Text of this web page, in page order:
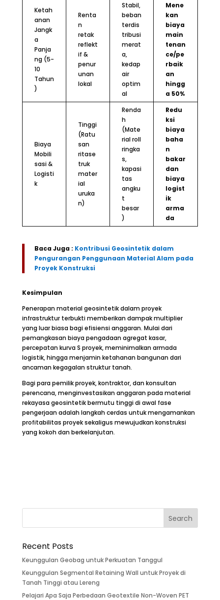
Ketah
anan
Jangk
a
Panja
ng (5-
10
Tahun
)
Renta
n
retak
reflekt
if &
penur
unan
lokal
Stabil,
beban
terdis
tribusi
merat
a,
kedap
air
optim
al
Mene
kan
biaya
main
tenan
ce/pe
rbaik
an
hingg
a 50%
Biaya
Mobili
sasi &
Logisti
k
Tinggi
(Ratu
san
ritase
truk
mater
ial
uruka
n)
Renda
h
(Mate
rial roll
ringka
s,
kapasi
tas
angku
t
besar
)
Redu
ksi
biaya
baha
n
bakar
dan
biaya
logist
ik
arma
da
Baca Juga : Kontribusi Geosintetik dalam
Pengurangan Penggunaan Material Alam pada
Proyek Konstruksi
Kesimpulan
Penerapan material geosintetik dalam proyek
infrastruktur terbukti memberikan dampak multiplier
yang luar biasa bagi efisiensi anggaran. Mulai dari
pemangkasan biaya pengadaan agregat kasar,
percepatan kurva S proyek, meminimalkan armada
logistik, hingga menjamin ketahanan bangunan dari
ancaman kegagalan struktur tanah.
Bagi para pemilik proyek, kontraktor, dan konsultan
perencana, menginvestasikan anggaran pada material
rekayasa geosintetik bermutu tinggi di awal fase
pengerjaan adalah langkah cerdas untuk mengamankan
profitabilitas proyek sekaligus mewujudkan konstruksi
yang kokoh dan berkelanjutan.
Recent Posts
Keunggulan Geobag untuk Perkuatan Tanggul
Keunggulan Segmental Retaining Wall untuk Proyek di
Tanah Tinggi atau Lereng
Pelajari Apa Saja Perbedaan Geotextile Non-Woven PET